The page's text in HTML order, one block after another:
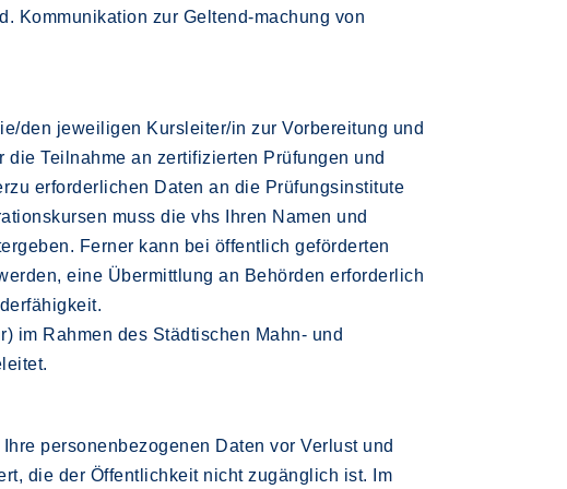
Kommunikation zur Geltend-machung von
den jeweiligen Kursleiter/in zur Vorbereitung und
Teilnahme an zertifizierten Prüfungen und
erforderlichen Daten an die Prüfungsinstitute
muss die vhs Ihren Namen und
Ferner kann bei öffentlich geförderten
eine Übermittlung an Behörden erforderlich
im Rahmen des Städtischen Mahn- und
personenbezogenen Daten vor Verlust und
die der Öffentlichkeit nicht zugänglich ist. Im